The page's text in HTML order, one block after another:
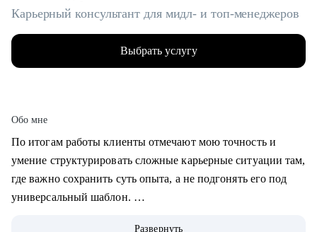
Карьерный консультант для мидл- и топ-менеджеров
Выбрать услугу
Обо мне
По итогам работы клиенты отмечают мою точность и
умение структурировать сложные карьерные ситуации там,
где важно сохранить суть опыта, а не подгонять его под
универсальный шаблон.
Развернуть